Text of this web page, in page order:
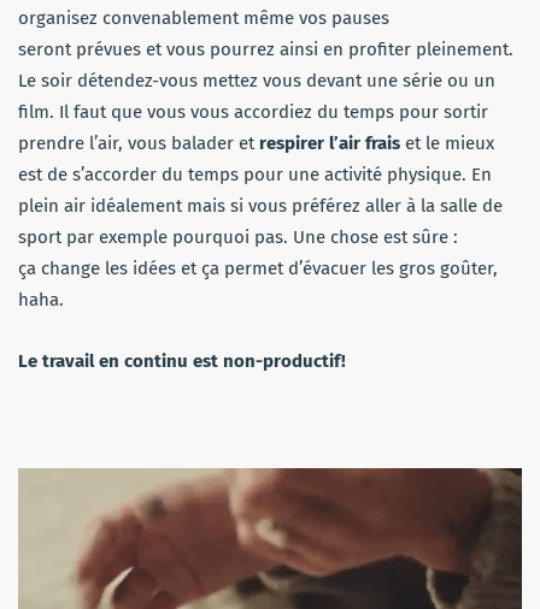
organisez convenablement même vos pauses
seront prévues et vous pourrez ainsi en profiter pleinement.
Le soir détendez-vous mettez vous devant une série ou un
film. Il faut que vous vous accordiez du temps pour sortir
prendre l’air, vous balader et respirer l’air frais et le mieux
est de s’accorder du temps pour une activité physique. En
plein air idéalement mais si vous préférez aller à la salle de
sport par exemple pourquoi pas. Une chose est sûre :
ça change les idées et ça permet d’évacuer les gros goûter,
haha.
Le travail en continu est non-productif!